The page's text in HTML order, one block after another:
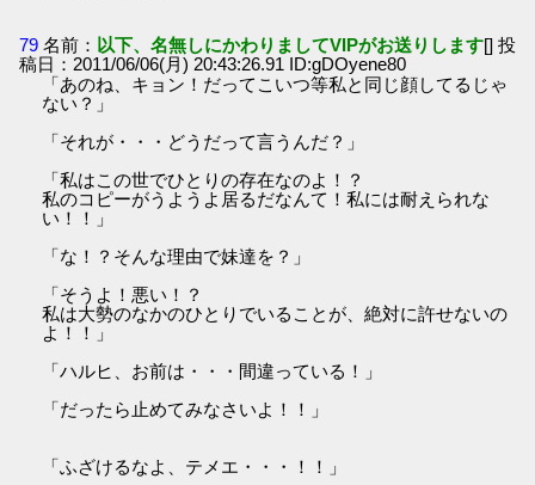
79 名前： 以下、名無しにかわりましてVIPがお送りします[] 投
稿日：2011/06/06(月) 20:43:26.91 ID:gDOyene80
「あのね、キョン！だってこいつ等私と同じ顔してるじゃ
ない？」
「それが・・・どうだって言うんだ？」
「私はこの世でひとりの存在なのよ！？
私のコピーがうようよ居るだなんて！私には耐えられな
い！！」
「な！？そんな理由で妹達を？」
「そうよ！悪い！？
私は大勢のなかのひとりでいることが、絶対に許せないの
よ！！」
「ハルヒ、お前は・・・間違っている！」
「だったら止めてみなさいよ！！」
「ふざけるなよ、テメエ・・・！！」